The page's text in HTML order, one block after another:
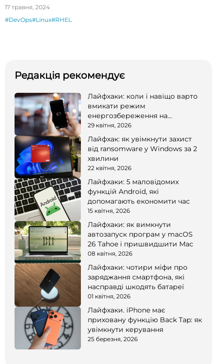
17 травня, 2024
#DevOps#Linux#RHEL
Редакція рекомендує
Лайфхаки: коли і навіщо варто
вмикати режим
енергозбереження на
смартфоні
29 квітня, 2026
Лайфхак: як увімкнути захист
від ransomware у Windows за 2
хвилини
22 квітня, 2026
Лайфхаки: 5 маловідомих
функцій Android, які
допомагають економити час
15 квітня, 2026
Лайфхаки: як вимкнути
автозапуск програм у macOS
26 Tahoe і пришвидшити Mac
08 квітня, 2026
Лайфхаки: чотири міфи про
заряджання смартфона, які
насправді шкодять батареї
01 квітня, 2026
Лайфхаки. iPhone має
приховану функцію Back Tap: як
увімкнути керування
25 березня, 2026